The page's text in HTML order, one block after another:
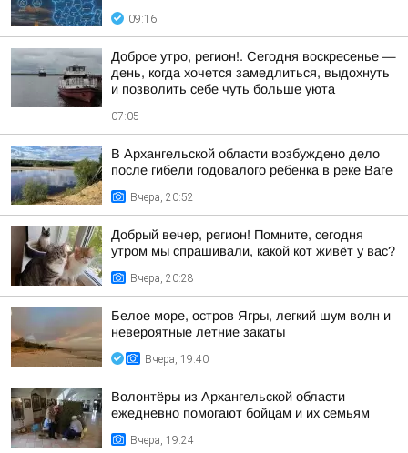
09:16
Доброе утро, регион!. Сегодня воскресенье —
день, когда хочется замедлиться, выдохнуть
и позволить себе чуть больше уюта
07:05
В Архангельской области возбуждено дело
после гибели годовалого ребенка в реке Ваге
Вчера, 20:52
Добрый вечер, регион! Помните, сегодня
утром мы спрашивали, какой кот живёт у вас?
Вчера, 20:28
Белое море, остров Ягры, легкий шум волн и
невероятные летние закаты
Вчера, 19:40
Волонтёры из Архангельской области
ежедневно помогают бойцам и их семьям
Вчера, 19:24